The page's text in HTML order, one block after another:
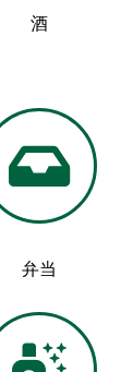
酒
弁当